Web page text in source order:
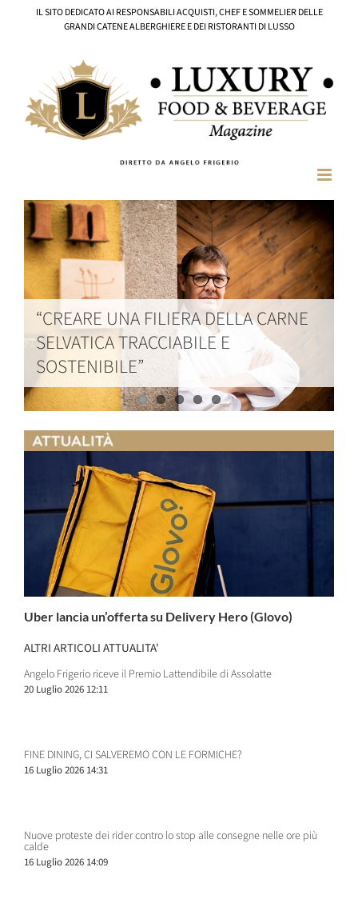
IL SITO DEDICATO AI RESPONSABILI ACQUISTI, CHEF E SOMMELIER DELLE
GRANDI CATENE ALBERGHIERE E DEI RISTORANTI DI LUSSO
“CREARE UNA FILIERA DELLA CARNE
SELVATICA TRACCIABILE E
SOSTENIBILE”
WorldHotels (Bwh) sbarca
nell’outdoor di lusso con il brand
Backdrop
Aprirà in Puglia, a Fasano (Br), un
nuovo cinque stelle a brand Rocco
Forte
VRetreats sbarca nel segmento delle
branded residence con una struttura a
Cervinia
APP E INFLUENCER, IL GRANDE
RICATTO
Uber lancia un’offerta su Delivery Hero (Glovo)
ALTRI ARTICOLI ATTUALITA'
Angelo Frigerio riceve il Premio Lattendibile di Assolatte
20 Luglio 2026 12:11
FINE DINING, CI SALVEREMO CON LE FORMICHE?
16 Luglio 2026 14:31
Nuove proteste dei rider contro lo stop alle consegne nelle ore più
calde
16 Luglio 2026 14:09